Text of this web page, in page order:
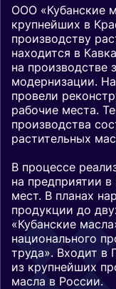
ООО «Кубанские
крупнейших в
производству
находится в
на производстве
модернизации.
провели
рабочие места.
производства
растительных
В процессе
на предприятии
мест. В планах
продукции до
«Кубанские
национального
труда». Входит в
из крупнейших
масла в России.